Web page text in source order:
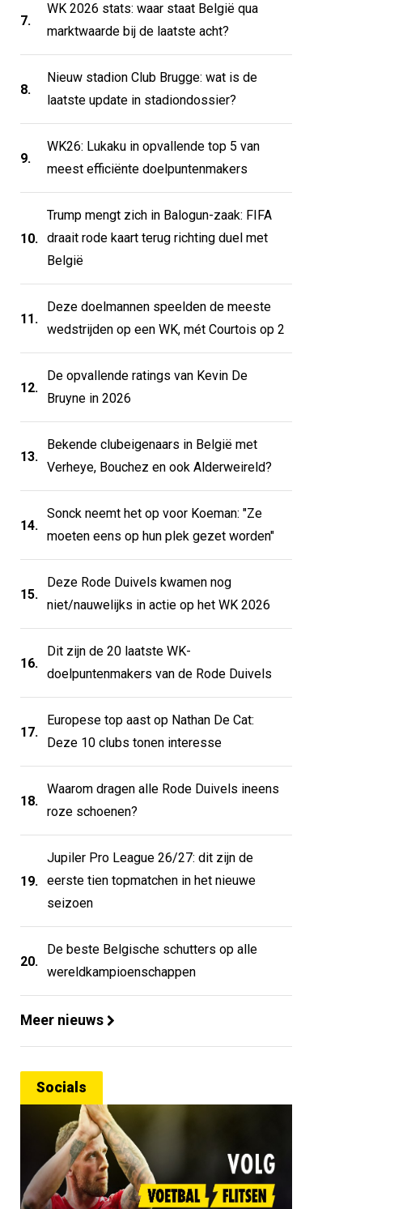
7.
WK 2026 stats: waar staat België qua
marktwaarde bij de laatste acht?
8.
Nieuw stadion Club Brugge: wat is de
laatste update in stadiondossier?
9.
WK26: Lukaku in opvallende top 5 van
meest efficiënte doelpuntenmakers
10.
Trump mengt zich in Balogun-zaak: FIFA
draait rode kaart terug richting duel met
België
11.
Deze doelmannen speelden de meeste
wedstrijden op een WK, mét Courtois op 2
12.
De opvallende ratings van Kevin De
Bruyne in 2026
13.
Bekende clubeigenaars in België met
Verheye, Bouchez en ook Alderweireld?
14.
Sonck neemt het op voor Koeman: "Ze
moeten eens op hun plek gezet worden"
15.
Deze Rode Duivels kwamen nog
niet/nauwelijks in actie op het WK 2026
16.
Dit zijn de 20 laatste WK-
doelpuntenmakers van de Rode Duivels
17.
Europese top aast op Nathan De Cat:
Deze 10 clubs tonen interesse
18.
Waarom dragen alle Rode Duivels ineens
roze schoenen?
19.
Jupiler Pro League 26/27: dit zijn de
eerste tien topmatchen in het nieuwe
seizoen
20.
De beste Belgische schutters op alle
wereldkampioenschappen
Meer nieuws
Socials